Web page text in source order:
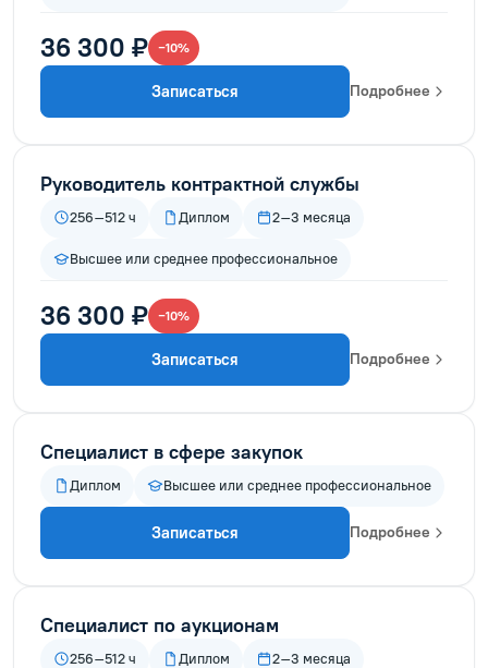
36 300 ₽ −10%
Записаться Подробнее
Руководитель контрактной службы
256–512 ч Диплом 2–3 месяца
Высшее или среднее профессиональное
36 300 ₽ −10%
Записаться Подробнее
Специалист в сфере закупок
Диплом Высшее или среднее профессиональное
Записаться Подробнее
Специалист по аукционам
256–512 ч Диплом 2–3 месяца